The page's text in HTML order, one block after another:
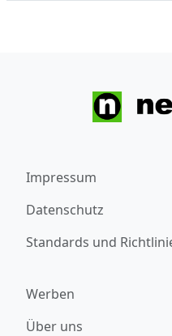
Impressum
Datenschutz
Standards und
Werben
Über uns